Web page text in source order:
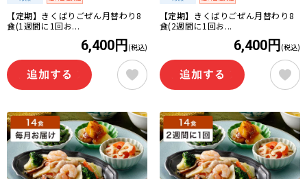
【定期】きくばりごぜん月替わり8
食(1週間に1回お...
6,400円 (税込)
【定期】きくばりごぜん月替わり8
食(2週間に1回お...
6,400円 (税込)